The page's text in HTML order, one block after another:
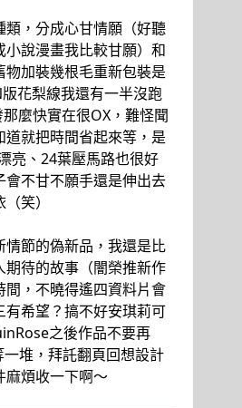
類，分成心甘情願（好聽
小說漫畫我比較甘願）和
物加裝幾根毛重新包裝是
花梨線我還有一半沒跑
那麼快實在很OX，難怪聞
就把時間省起來等，是
亮、24葉壓馬路也很好
會不甘不願手還是伸出去
笑）
情節的偽新品，我還是比
期待的故事（闇榮推新作
間，不曉得遙四資料片會
有希望？搞不好安琪莉可
之後作品不要再
堆，拜託翻頁回想設計
麻煩收一下啊～